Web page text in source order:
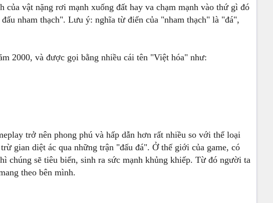
vật nặng rơi mạnh xuống đất hay va chạm mạnh vào thứ gì đó
nham thạch". Lưu ý: nghĩa từ điển của "nham thạch" là "đá",
2000, và được gọi bằng nhiều cái tên "Việt hóa" như:
trở nên phong phú và hấp dẫn hơn rất nhiều so với thể loại
gian diệt ác qua những trận "đấu đá". Ở thế giới của game, có
chúng sẽ tiêu biến, sinh ra sức mạnh khủng khiếp. Từ đó người ta
theo bên mình.